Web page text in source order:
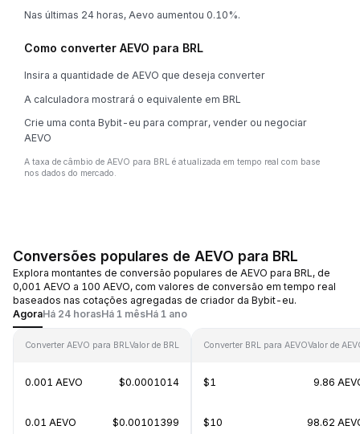
Nas últimas 24 horas, Aevo aumentou 0.10%.
Como converter AEVO para BRL
Insira a quantidade de AEVO que deseja converter
A calculadora mostrará o equivalente em BRL
Crie uma conta Bybit-eu para comprar, vender ou negociar
AEVO
A taxa de câmbio de AEVO para BRL é atualizada em tempo real com base
nos dados do mercado.
Conversões populares de AEVO para BRL
Explora montantes de conversão populares de AEVO para BRL, de
0,001 AEVO a 100 AEVO, com valores de conversão em tempo real
baseados nas cotações agregadas de criador da Bybit-eu.
AgoraHá 24 horasHá 1 mêsHá 1 ano
Converter AEVO para BRLValor de BRL
0.001 AEVO $0.0001014
0.01 AEVO $0.00101399
Converter BRL para AEVOValor de
$1 9.86
$10 98.62